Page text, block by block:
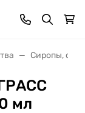
Сиропы, соки
мл